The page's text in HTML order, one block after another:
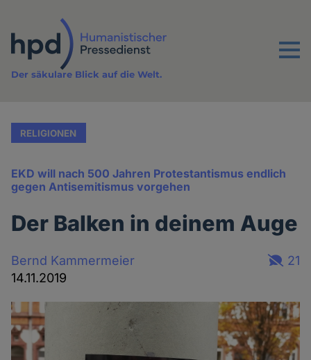
Inhalt
Menu
Der säkulare Blick auf die Welt.
RELIGIONEN
EKD will nach 500 Jahren Protestantismus endlich
gegen Antisemitismus vorgehen
Der Balken in deinem Auge
Bernd Kammermeier
14.11.2019
21